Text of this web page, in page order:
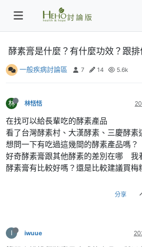
酵素膏是什麼？有什麼功效？跟排
一般疾病討論區 7 14 5.6k
林 林恬恬
在找可以給長輩吃的酵素產品
看了台灣酵素村、大漢酵素、三慶酵素
想問一下有吃過這幾間的酵素產品嗎？
好奇酵素膏跟其他酵素的差別在哪 我
酵素膏有比較好嗎？還是比較建議買梅
分享
I iwuue